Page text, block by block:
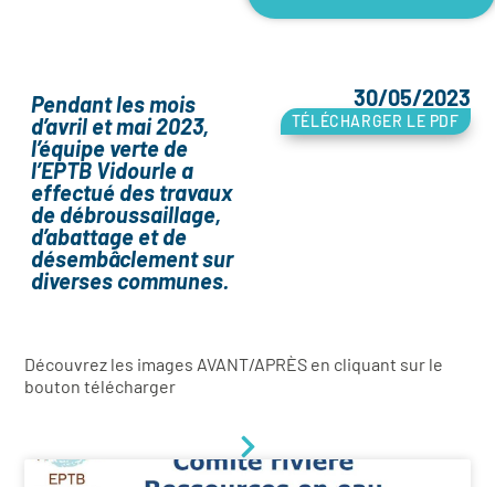
Pendant les mois
d’avril et mai 2023,
l’équipe verte de
l’EPTB Vidourle a
effectué des travaux
de débroussaillage,
d’abattage et de
désembâclement sur
diverses communes.
30/05/2023
TÉLÉCHARGER LE PDF
Découvrez les images AVANT/APRÈS en cliquant sur le
bouton télécharger